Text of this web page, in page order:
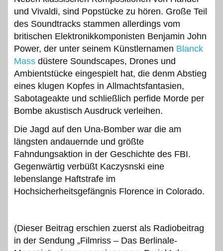
und Vivaldi, sind Popstücke zu hören. Große Teil
des Soundtracks stammen allerdings vom
britischen Elektronikkomponisten Benjamin John
Power, der unter seinem Künstlernamen Blanck
Mass düstere Soundscapes, Drones und
Ambientstücke eingespielt hat, die denm Abstieg
eines klugen Kopfes in Allmachtsfantasien,
Sabotageakte und schließlich perfide Morde per
Bombe akustisch Ausdruck verleihen.
Die Jagd auf den Una-Bomber war die am
längsten andauernde und größte
Fahndungsaktion in der Geschichte des FBI.
Gegenwärtig verbüßt Kaczysnski eine
lebenslange Haftstrafe im
Hochsicherheitsgefängnis Florence in Colorado.
(Dieser Beitrag erschien zuerst als Radiobeitrag
in der Sendung „Filmriss – Das Berlinale-